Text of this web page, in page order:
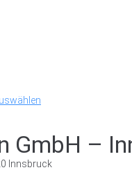
GmbH –
Innsbruck